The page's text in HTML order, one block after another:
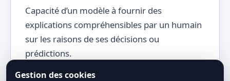
Capacité d’un modèle à fournir des
explications compréhensibles par un humain
sur les raisons de ses décisions ou
prédictions.
Gestion des cookies